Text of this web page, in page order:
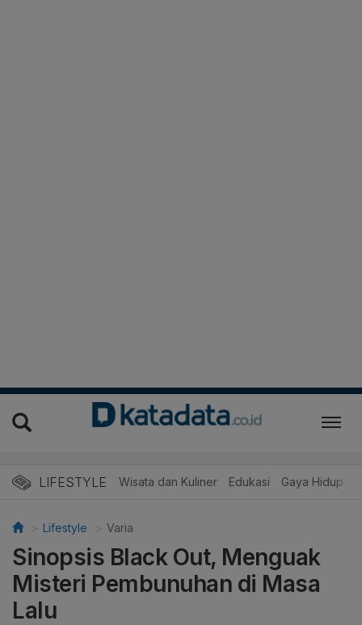
LIFESTYLE Wisata dan Kuliner Edukasi Gaya Hidup
Lifestyle Varia
Sinopsis Black Out, Menguak
Misteri Pembunuhan di Masa
Lalu